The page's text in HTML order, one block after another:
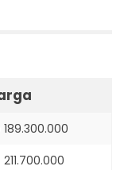
189.300.000
211.700.000